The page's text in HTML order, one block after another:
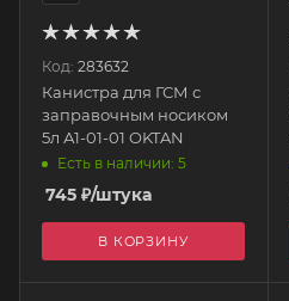
Код: 283632
Канистра для ГСМ с
заправочным носиком
5л А1-01-01 OKTAN
Есть в наличии: 5
745 ₽/штука
В КОРЗИНУ